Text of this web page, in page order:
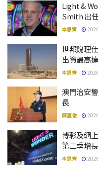
Light &
Smith 出
本思齊
世邦魏理
出資最高
本思齊
澳門治安
長
陳嘉俊
博彩及網
第二季增
本思齊